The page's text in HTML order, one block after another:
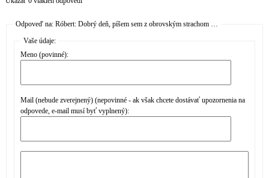
Odpoveď na: Róbert: Dobrý deň, píšem sem z obrovským strachom …
Vaše údaje:
Meno (povinné):
Mail (nebude zverejnený) (nepovinné - ak však chcete dostávať upozornenia na
odpovede, e-mail musí byť vyplnený):